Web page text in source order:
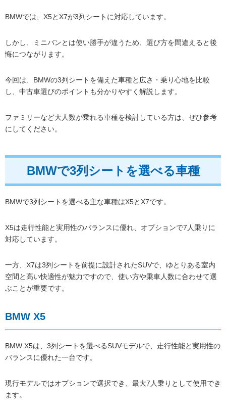
BMWでは、X5とX7が3列シートに対応しています。
しかし、ミニバンとは使い勝手が違うため、選び方を間違えると後
悔につながります。
今回は、BMWの3列シートを備えた車種と広さ・乗り心地を比較
し、中古車選びのポイントも分かりやすく解説します。
ファミリーなど大人数が乗れる車種を検討している方は、ぜひ参考
にしてください。
BMWで3列シートを選べる車種
BMWで3列シートを選べる主な車種はX5とX7です。
X5は走行性能と実用性のバランスに優れ、オプションで7人乗りに
対応しています。
一方、X7は3列シートを前提に設計されたSUVで、ゆとりある室内
空間と高い快適性が魅力ですので、使い方や乗車人数に合わせて選
ぶことが重要です。
BMW X5
BMW X5は、3列シートを選べるSUVモデルで、走行性能と実用性の
バランスに優れた一台です。
現行モデルではオプションで選択でき、最大7人乗りとして使用でき
ます。